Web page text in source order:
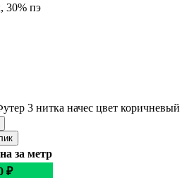
30% пэ
3 нитка начес цвет коричневый
за метр
₽